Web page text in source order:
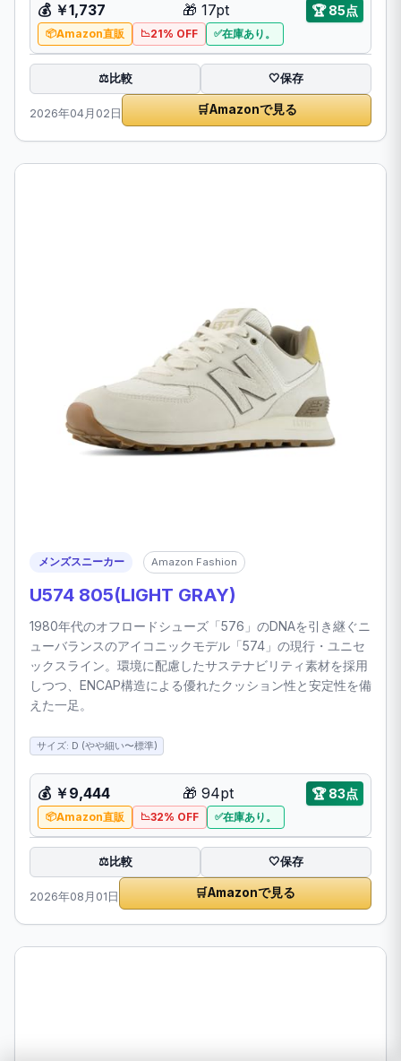
💰 ￥1,737 🎁 17pt 🏆 85点
Amazon直販 21% OFF 在庫あり。
⚖️比較 🤍保存
2026年04月02日 🛒Amazonで見る
メンズスニーカー Amazon Fashion
U574 805(LIGHT GRAY)
1980年代のオフロードシューズ「576」のDNAを引き継ぐニ
ューバランスのアイコニックモデル「574」の現行・ユニセ
ックスライン。環境に配慮したサステナビリティ素材を採用
しつつ、ENCAP構造による優れたクッション性と安定性を備
えた一足。
サイズ: D (やや細い〜標準)
💰 ￥9,444 🎁 94pt 🏆 83点
Amazon直販 32% OFF 在庫あり。
⚖️比較 🤍保存
2026年08月01日 🛒Amazonで見る